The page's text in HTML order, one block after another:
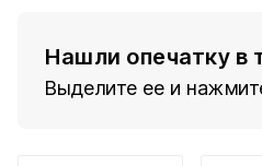
Нашли опечатку в
Выделите ее и